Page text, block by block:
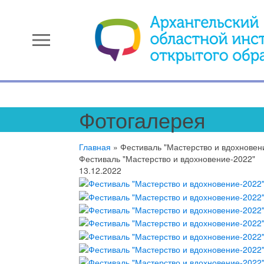
menu
Фотогалерея
Главная »Фестиваль "Мастерство и
Фестиваль "Мастерство и вдохновение-2022"
13.12.2022